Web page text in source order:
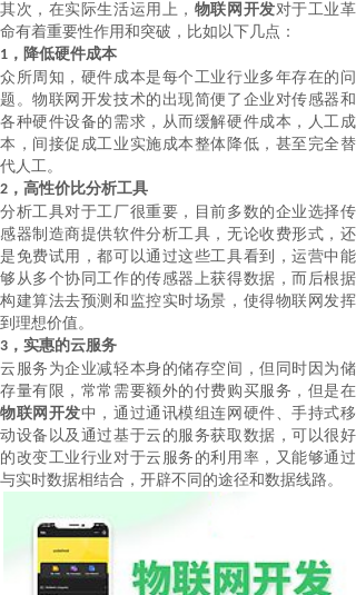
其次，在实际生活运用上， 物联网开发对于工业革
命有着重要性作用和突破，比如以下几点：
1 ，降低硬件成本
众所周知，硬件成本是每个工业行业多年存在的问
题。物联网开发技术的出现简便了企业对传感器和
各种硬件设备的需求，从而缓解硬件成本，人工成
本，间接促成工业实施成本整体降低，甚至完全替
代人工。
2 ，高性价比分析工具
分析工具对于工厂很重要，目前多数的企业选择传
感器制造商提供软件分析工具，无论收费形式，还
是免费试用，都可以通过这些工具看到，运营中能
够从多个协同工作的传感器上获得数据，而后根据
构建算法去预测和监控实时场景，使得物联网发挥
到理想价值。
3 ， 实惠的云服务
云服务为企业减轻本身的储存空间，但同时因为储
存量有限，常常需要额外的付费购买服务，但是在
物联网开发中，通过通讯模组连网硬件、手持式移
动设备以及通过基于云的服务获取数据，可以很好
的改变工业行业对于云服务的利用率，又能够通过
与实时数据相结合，开辟不同的途径和数据线路。